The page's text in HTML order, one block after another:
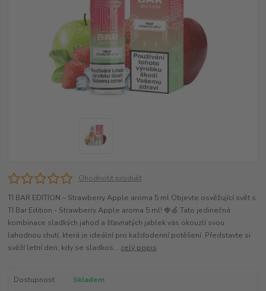
Ohodnotit produkt
TI BAR EDITION – Strawberry Apple aroma 5 ml Objevte osvěžující svět s
TI Bar Edition - Strawberry Apple aroma 5 ml! 🍓🍏 Tato jedinečná
kombinace sladkých jahod a šťavnatých jablek vás okouzlí svou
lahodnou chutí, která je ideální pro každodenní potěšení. Představte si
svěží letní den, kdy se sladkos... celý popis
Dostupnost Skladem